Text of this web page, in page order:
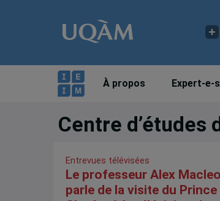
À propos Expert-e-s
Centre d’études
Entrevues télévisées
Le professeur Alex
parle de la visite du Prince